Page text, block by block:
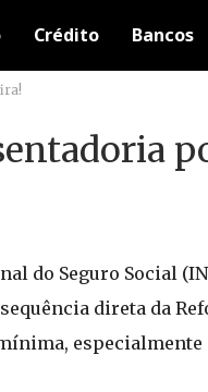
Crédito Bancos
do Seguro Social
direta da